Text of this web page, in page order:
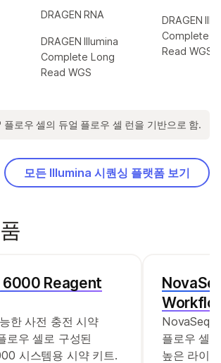
DRAGEN RNA
DRAGEN Illumina
Complete Long
Read WGS
DRAGEN
Complete
Read WGS
플로우 셀의 듀얼 플로우 셀 런을 기반으로 함.
모든 Illumina 시퀀싱 플랫폼 보기
6000 Reagent
한 사전 충전 시약
로우 셀로 구성된
시스템용 시약 키트.
NovaSeq
플로우 셀
높은 라이